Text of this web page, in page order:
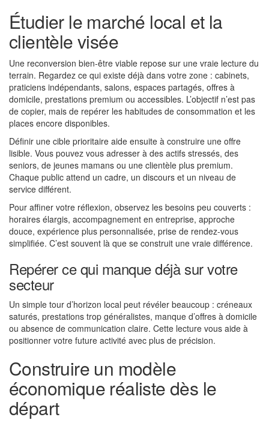
Étudier le marché local et la
clientèle visée
Une reconversion bien-être viable repose sur une vraie lecture du
terrain. Regardez ce qui existe déjà dans votre zone : cabinets,
praticiens indépendants, salons, espaces partagés, offres à
domicile, prestations premium ou accessibles. L’objectif n’est pas
de copier, mais de repérer les habitudes de consommation et les
places encore disponibles.
Définir une cible prioritaire aide ensuite à construire une offre
lisible. Vous pouvez vous adresser à des actifs stressés, des
seniors, de jeunes mamans ou une clientèle plus premium.
Chaque public attend un cadre, un discours et un niveau de
service différent.
Pour affiner votre réflexion, observez les besoins peu couverts :
horaires élargis, accompagnement en entreprise, approche
douce, expérience plus personnalisée, prise de rendez-vous
simplifiée. C’est souvent là que se construit une vraie différence.
Repérer ce qui manque déjà sur votre
secteur
Un simple tour d’horizon local peut révéler beaucoup : créneaux
saturés, prestations trop généralistes, manque d’offres à domicile
ou absence de communication claire. Cette lecture vous aide à
positionner votre future activité avec plus de précision.
Construire un modèle
économique réaliste dès le
départ